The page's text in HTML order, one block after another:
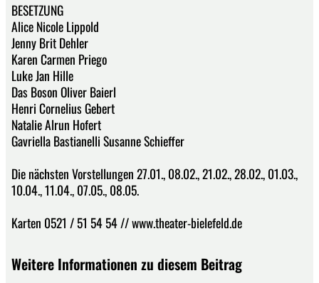
BESETZUNG
Alice Nicole Lippold
Jenny Brit Dehler
Karen Carmen Priego
Luke Jan Hille
Das Boson Oliver Baierl
Henri Cornelius Gebert
Natalie Alrun Hofert
Gavriella Bastianelli Susanne Schieffer
Die nächsten Vorstellungen 27.01., 08.02., 21.02., 28.02., 01.03.,
10.04., 11.04., 07.05., 08.05.
Karten 0521 / 51 54 54 // www.theater-bielefeld.de
Weitere Informationen zu diesem Beitrag